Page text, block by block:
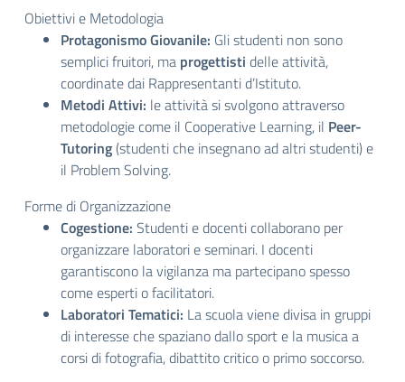
Obiettivi e Metodologia
Protagonismo Giovanile: Gli studenti non sono
semplici fruitori, ma progettisti delle attività,
coordinate dai Rappresentanti d’Istituto.
Metodi Attivi: le attività si svolgono attraverso
metodologie come il Cooperative Learning, il Peer-
Tutoring (studenti che insegnano ad altri studenti) e
il Problem Solving.
Forme di Organizzazione
Cogestione: Studenti e docenti collaborano per
organizzare laboratori e seminari. I docenti
garantiscono la vigilanza ma partecipano spesso
come esperti o facilitatori.
Laboratori Tematici: La scuola viene divisa in gruppi
di interesse che spaziano dallo sport e la musica a
corsi di fotografia, dibattito critico o primo soccorso.